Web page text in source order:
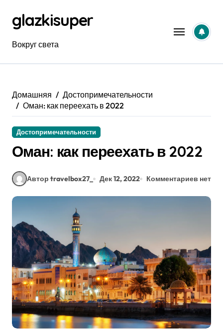
содержанию
glazkisuper
Вокруг света
Домашняя
Достопримечательности
Оман: как переехать в 2022
Достопримечательности
Оман: как переехать в 2022
Автор travelbox27_ Дек 12, 2022 Комментариев нет